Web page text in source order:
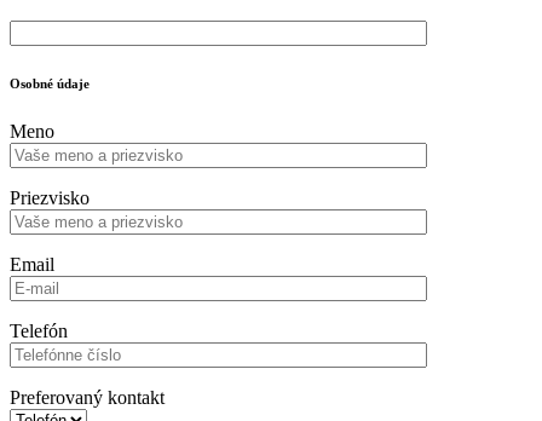
Osobné údaje
Meno
Priezvisko
Email
Telefón
Preferovaný kontakt